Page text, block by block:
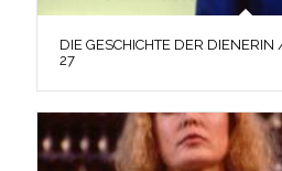
DIE GESCHICHTE DER
27